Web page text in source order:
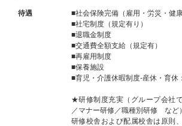
待遇
■社会保険完備（雇用・労災・健
■社宅制度（規定有り）
■退職金制度
■交通費全額支給（規定有）
■再雇用制度
■保養施設
■育児・介護休暇制度-産休・育休
★研修制度充実（グループ会社
／マナー研修／職種別研修 など）
研修校舎および配属校舎は原則